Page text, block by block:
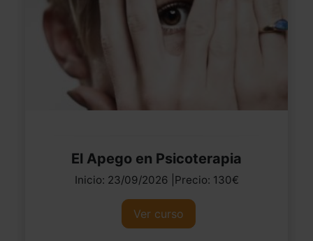
El Apego en Psicoterapia
Inicio: 23/09/2026 |Precio: 130€
Ver curso